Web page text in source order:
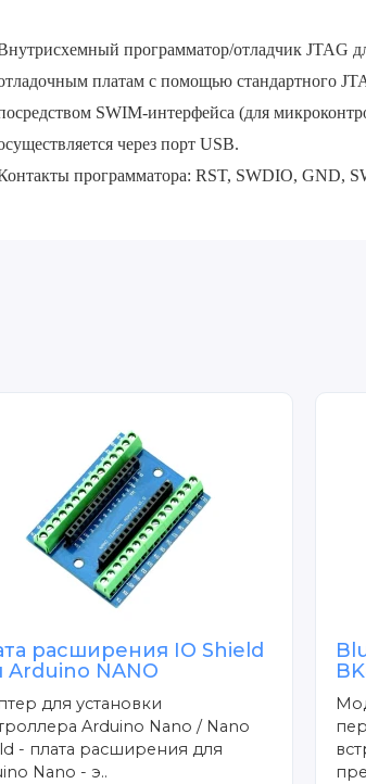
программатор/отладчик JTAG
платам с помощью стандартного
SWIM-интерфейса (для
через порт USB.
программатора: RST, SWDIO, GND,
расширения IO Shield
Arduino NANO
для установки
Arduino Nano / Nano
- плата расширения для
Nano - э..